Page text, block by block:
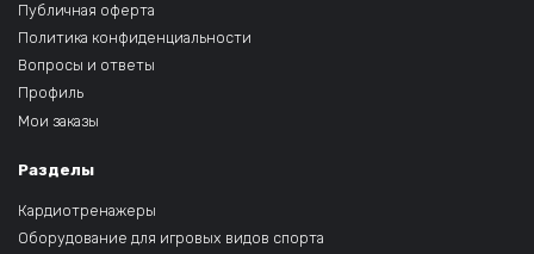
Публичная оферта
Политика конфиденциальности
Вопросы и ответы
Профиль
Мои заказы
Разделы
Кардиотренажеры
Оборудование для игровых видов спорта